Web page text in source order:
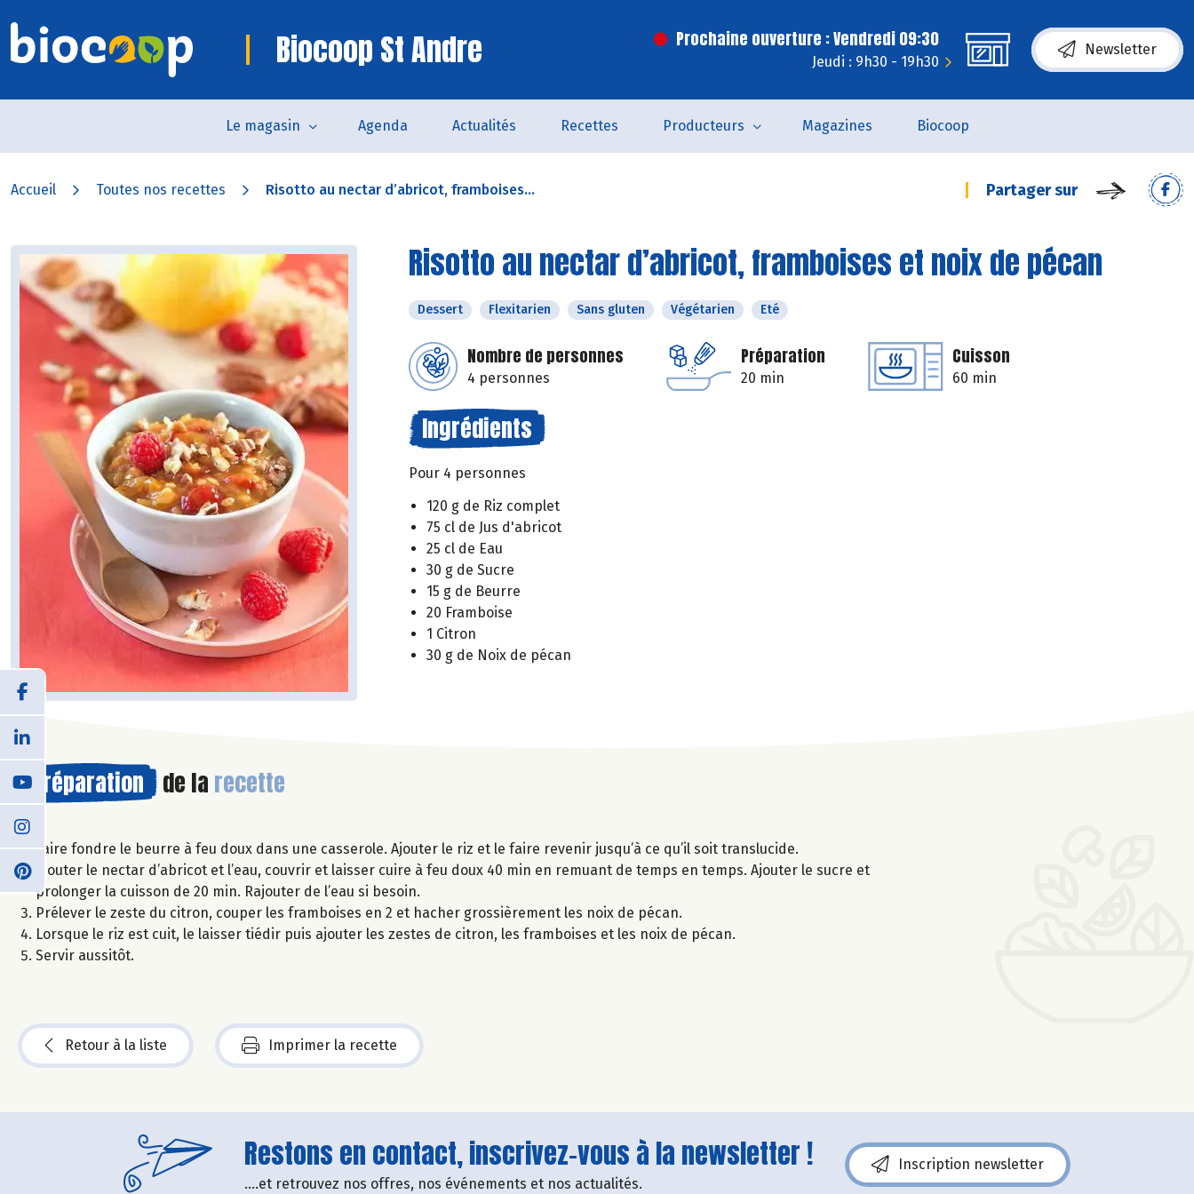
Biocoop St Andre Prochaine ouverture : Vendredi 09:30
Jeudi : 9h30 - 19h30
Newsletter
Le magasin Agenda Actualités Recettes Producteurs Magazines Biocoop
Accueil Toutes nos recettes Risotto au nectar d’abricot, framboises... Partager sur
Risotto au nectar d’abricot, framboises et noix de pécan
Dessert Flexitarien Sans gluten Végétarien Eté
Nombre de personnes
4 personnes
Préparation
20 min
Cuisson
60 min
Ingrédients
Pour 4 personnes
120 g de Riz complet
75 cl de Jus d'abricot
25 cl de Eau
30 g de Sucre
15 g de Beurre
20 Framboise
1 Citron
30 g de Noix de pécan
Préparation de la recette
Faire fondre le beurre à feu doux dans une casserole. Ajouter le riz et le faire revenir jusqu’à ce qu’il soit translucide.
Ajouter le nectar d’abricot et l’eau, couvrir et laisser cuire à feu doux 40 min en remuant de temps en temps. Ajouter le sucre et
prolonger la cuisson de 20 min. Rajouter de l’eau si besoin.
Prélever le zeste du citron, couper les framboises en 2 et hacher grossièrement les noix de pécan.
Lorsque le riz est cuit, le laisser tiédir puis ajouter les zestes de citron, les framboises et les noix de pécan.
Servir aussitôt.
Retour à la liste Imprimer la recette
Restons en contact, inscrivez-vous à la newsletter !
....et retrouvez nos offres, nos événements et nos actualités.
Inscription newsletter